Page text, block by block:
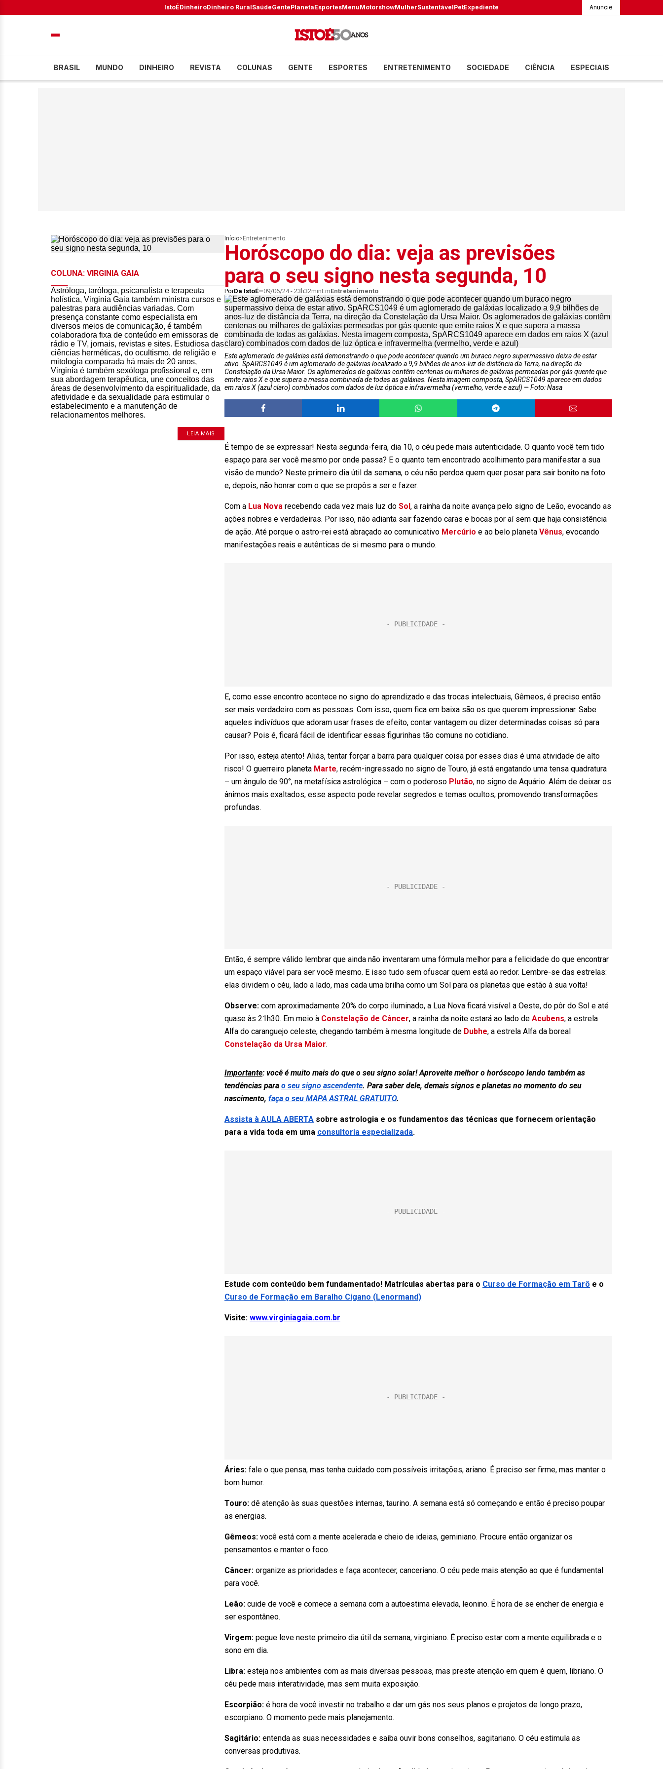
IstoÉDinheiroDinheiro RuralSaúdeGentePlanetaEsportesMenuMotorshowMulherSustentávelPetExpediente Anuncie
BRASIL MUNDO DINHEIRO REVISTA COLUNAS GENTE ESPORTES ENTRETENIMENTO SOCIEDADE CIÊNCIA ESPECIAIS
COLUNA: VIRGINIA GAIA
Astróloga, taróloga, psicanalista e terapeuta
holística, Virginia Gaia também ministra cursos e
palestras para audiências variadas. Com
presença constante como especialista em
diversos meios de comunicação, é também
colaboradora fixa de conteúdo em emissoras de
rádio e TV, jornais, revistas e sites. Estudiosa das
ciências herméticas, do ocultismo, de religião e
mitologia comparada há mais de 20 anos,
Virginia é também sexóloga profissional e, em
sua abordagem terapêutica, une conceitos das
áreas de desenvolvimento da espiritualidade, da
afetividade e da sexualidade para estimular o
estabelecimento e a manutenção de
relacionamentos melhores.
LEIA MAIS
Início> Entretenimento
Horóscopo do dia: veja as previsões
para o seu signo nesta segunda, 10
PorDa IstoÉ 09/06/24 - 23h32minEmEntretenimento
Este aglomerado de galáxias está demonstrando o que pode acontecer quando um buraco negro supermassivo deixa de estar
ativo. SpARCS1049 é um aglomerado de galáxias localizado a 9,9 bilhões de anos-luz de distância da Terra, na direção da
Constelação da Ursa Maior. Os aglomerados de galáxias contêm centenas ou milhares de galáxias permeadas por gás quente que
emite raios X e que supera a massa combinada de todas as galáxias. Nesta imagem composta, SpARCS1049 aparece em dados
em raios X (azul claro) combinados com dados de luz óptica e infravermelha (vermelho, verde e azul)
Foto: Nasa
É tempo de se expressar! Nesta segunda-feira, dia 10, o céu pede mais autenticidade. O quanto você tem tido
espaço para ser você mesmo por onde passa? E o quanto tem encontrado acolhimento para manifestar a sua
visão de mundo? Neste primeiro dia útil da semana, o céu não perdoa quem quer posar para sair bonito na foto
e, depois, não honrar com o que se propôs a ser e fazer.
Com a Lua Nova recebendo cada vez mais luz do Sol, a rainha da noite avança pelo signo de Leão, evocando as
ações nobres e verdadeiras. Por isso, não adianta sair fazendo caras e bocas por aí sem que haja consistência
de ação. Até porque o astro-rei está abraçado ao comunicativo Mercúrio e ao belo planeta Vênus, evocando
manifestações reais e autênticas de si mesmo para o mundo.
E, como esse encontro acontece no signo do aprendizado e das trocas intelectuais, Gêmeos, é preciso então
ser mais verdadeiro com as pessoas. Com isso, quem fica em baixa são os que querem impressionar. Sabe
aqueles indivíduos que adoram usar frases de efeito, contar vantagem ou dizer determinadas coisas só para
causar? Pois é, ficará fácil de identificar essas figurinhas tão comuns no cotidiano.
Por isso, esteja atento! Aliás, tentar forçar a barra para qualquer coisa por esses dias é uma atividade de alto
risco! O guerreiro planeta Marte, recém-ingressado no signo de Touro, já está engatando uma tensa quadratura
– um ângulo de 90°, na metafísica astrológica – com o poderoso Plutão, no signo de Aquário. Além de deixar os
ânimos mais exaltados, esse aspecto pode revelar segredos e temas ocultos, promovendo transformações
profundas.
Então, é sempre válido lembrar que ainda não inventaram uma fórmula melhor para a felicidade do que encontrar
um espaço viável para ser você mesmo. E isso tudo sem ofuscar quem está ao redor. Lembre-se das estrelas:
elas dividem o céu, lado a lado, mas cada uma brilha como um Sol para os planetas que estão à sua volta!
Observe: com aproximadamente 20% do corpo iluminado, a Lua Nova ficará visível a Oeste, do pôr do Sol e até
quase às 21h30. Em meio à Constelação de Câncer, a rainha da noite estará ao lado de Acubens, a estrela
Alfa do caranguejo celeste, chegando também à mesma longitude de Dubhe, a estrela Alfa da boreal
Constelação da Ursa Maior.
Importante: você é muito mais do que o seu signo solar! Aproveite melhor o horóscopo lendo também as
tendências para o seu signo ascendente. Para saber dele, demais signos e planetas no momento do seu
nascimento, faça o seu MAPA ASTRAL GRATUITO.
Assista à AULA ABERTA sobre astrologia e os fundamentos das técnicas que fornecem orientação
para a vida toda em uma consultoria especializada.
Estude com conteúdo bem fundamentado! Matrículas abertas para o Curso de Formação em Tarô e o
Curso de Formação em Baralho Cigano (Lenormand)
Visite: www.virginiagaia.com.br
Áries: fale o que pensa, mas tenha cuidado com possíveis irritações, ariano. É preciso ser firme, mas manter o
bom humor.
Touro: dê atenção às suas questões internas, taurino. A semana está só começando e então é preciso poupar
as energias.
Gêmeos: você está com a mente acelerada e cheio de ideias, geminiano. Procure então organizar os
pensamentos e manter o foco.
Câncer: organize as prioridades e faça acontecer, canceriano. O céu pede mais atenção ao que é fundamental
para você.
Leão: cuide de você e comece a semana com a autoestima elevada, leonino. É hora de se encher de energia e
ser espontâneo.
Virgem: pegue leve neste primeiro dia útil da semana, virginiano. É preciso estar com a mente equilibrada e o
sono em dia.
Libra: esteja nos ambientes com as mais diversas pessoas, mas preste atenção em quem é quem, libriano. O
céu pede mais interatividade, mas sem muita exposição.
Escorpião: é hora de você investir no trabalho e dar um gás nos seus planos e projetos de longo prazo,
escorpiano. O momento pede mais planejamento.
Sagitário: entenda as suas necessidades e saiba ouvir bons conselhos, sagitariano. O céu estimula as
conversas produtivas.